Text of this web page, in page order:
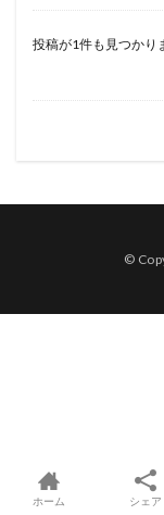
未
投稿が1件も見つかり
©
ホーム シェア